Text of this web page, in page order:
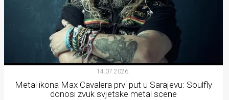
14.07.2026.
Metal ikona Max Cavalera prvi put u Sarajevu: Soulfly
donosi zvuk svjetske metal scene